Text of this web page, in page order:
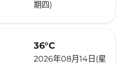
期四)
36°C
2026年08月14日(星